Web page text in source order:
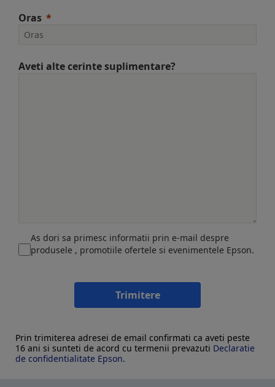
Oras
Aveti alte cerinte suplimentare?
As dori sa primesc informatii prin e-mail despre
produsele , promotiile ofertele si evenimentele Epson.
Trimitere
Prin trimiterea adresei de email confirmati ca aveti peste
16 ani si sunteti de acord cu termenii prevazuti Declaratie
de confidentialitate Epson.